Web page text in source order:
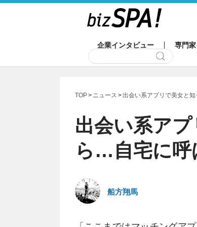
企業インタビュー 専門
TOP ニュース 出会い系アプリで美女と
出会い系ア
ら…自宅に呼
船方翔馬